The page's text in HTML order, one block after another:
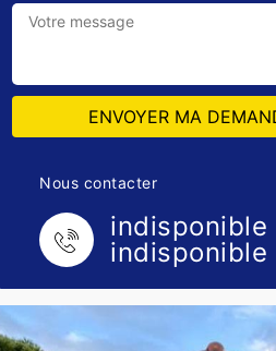
Nous contacter
indisponible
indisponible